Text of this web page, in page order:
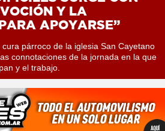
Y LA
APOYARSE”
párroco de la iglesia San Cayetano
connotaciones de la jornada en la que
y el trabajo.